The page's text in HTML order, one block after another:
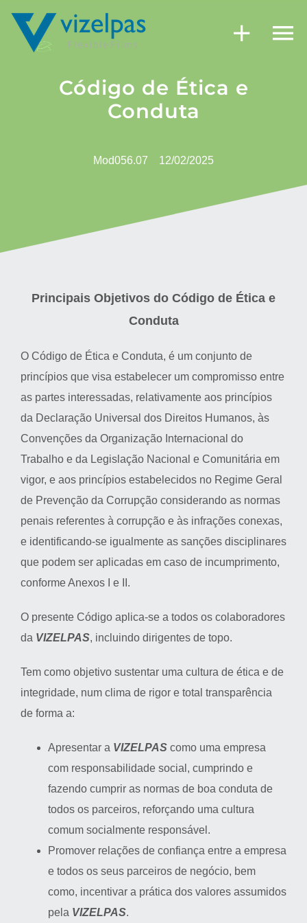
content
Código de Ética e
Conduta
Mod056.07 12/02/2025
Principais Objetivos do Código de Ética e
Conduta
O Código de Ética e Conduta, é um conjunto de
princípios que visa estabelecer um compromisso entre
as partes interessadas, relativamente aos princípios
da Declaração Universal dos Direitos Humanos, às
Convenções da Organização Internacional do
Trabalho e da Legislação Nacional e Comunitária em
vigor, e aos princípios estabelecidos no Regime Geral
de Prevenção da Corrupção considerando as normas
penais referentes à corrupção e às infrações conexas,
e identificando-se igualmente as sanções disciplinares
que podem ser aplicadas em caso de incumprimento,
conforme Anexos I e II.
O presente Código aplica-se a todos os colaboradores
da VIZELPAS, incluindo dirigentes de topo.
Tem como objetivo sustentar uma cultura de ética e de
integridade, num clima de rigor e total transparência
de forma a:
Apresentar a VIZELPAScomo uma empresa
com responsabilidade social, cumprindo e
fazendo cumprir as normas de boa conduta de
todos os parceiros, reforçando uma cultura
comum socialmente responsável.
Promover relações de confiança entre a empresa
e todos os seus parceiros de negócio, bem
como, incentivar a prática dos valores assumidos
pela VIZELPAS.